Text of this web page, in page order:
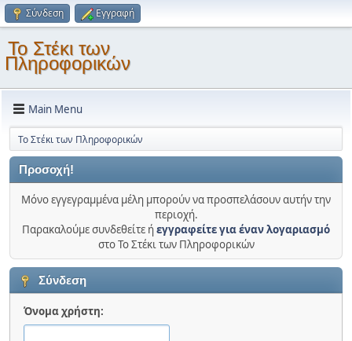
Σύνδεση Εγγραφή
Το Στέκι των
Πληροφορικών
Main Menu
Το Στέκι των Πληροφορικών
Προσοχή!
Μόνο εγγεγραμμένα μέλη μπορούν να προσπελάσουν αυτήν την
περιοχή.
Παρακαλούμε συνδεθείτε ήεγγραφείτε για έναν λογαριασμό
στο Το Στέκι των Πληροφορικών
Σύνδεση
Όνομα χρήστη: